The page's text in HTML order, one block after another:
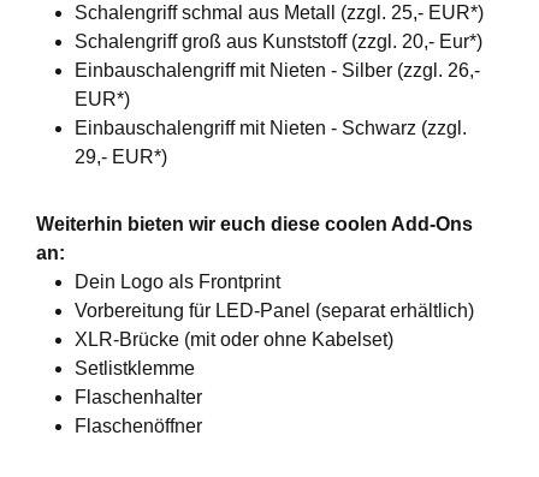
Schalengriff schmal aus Metall (zzgl. 25,- EUR*)
Schalengriff groß aus Kunststoff (zzgl. 20,- Eur*)
Einbauschalengriff mit Nieten - Silber (zzgl. 26,-
EUR*)
Einbauschalengriff mit Nieten - Schwarz (zzgl.
29,- EUR*)
Weiterhin bieten wir euch diese coolen Add-Ons
an:
Dein Logo als Frontprint
Vorbereitung für LED-Panel (separat erhältlich)
XLR-Brücke (mit oder ohne Kabelset)
Setlistklemme
Flaschenhalter
Flaschenöffner